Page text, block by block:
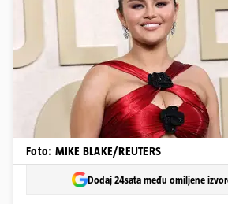
Foto: MIKE BLAKE/REUTERS
Dodaj 24sata među omiljene